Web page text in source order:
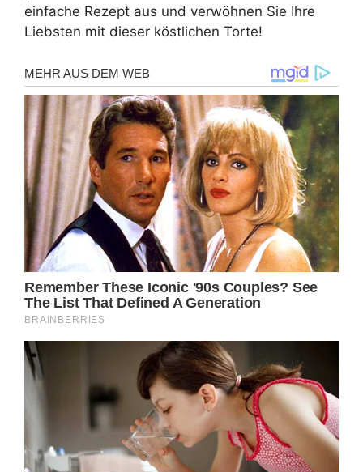
einfache Rezept aus und verwöhnen Sie Ihre
Liebsten mit dieser köstlichen Torte!